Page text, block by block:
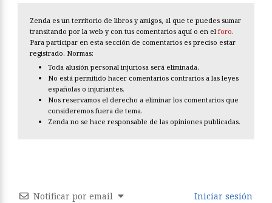
Zenda es un territorio de libros y amigos, al que te puedes sumar
transitando por la web y con tus comentarios aquí o en el foro.
Para participar en esta sección de comentarios es preciso estar
registrado. Normas:
Toda alusión personal injuriosa será eliminada.
No está permitido hacer comentarios contrarios a las leyes
españolas o injuriantes.
Nos reservamos el derecho a eliminar los comentarios que
consideremos fuera de tema.
Zenda no se hace responsable de las opiniones publicadas.
Notificar por email Iniciar sesión